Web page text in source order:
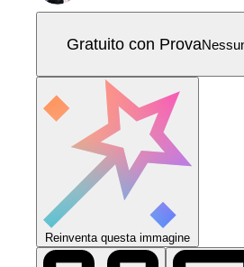
Gratuito con Prova
Reinventa questa immagine